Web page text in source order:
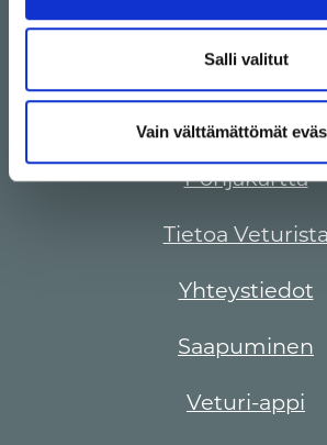
Salli valitut
Vain välttämättömät
Info
Aukioloajat
Pohjakartta
Tietoa Veturista
Yhteystiedot
Saapuminen
Veturi-appi